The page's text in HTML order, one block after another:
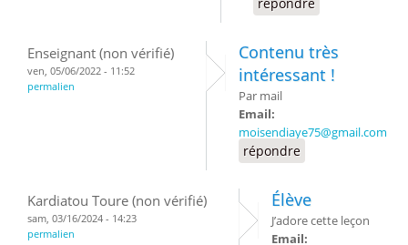
Enseignant (non vérifié)
ven, 05/06/2022 - 11:52
permalien
Contenu très
intéressant !
Par mail
Email:
moisendiaye75@gmail.com
répondre
Kardiatou Toure (non vérifié)
sam, 03/16/2024 - 14:23
permalien
Élève
J’adore cette leçon
Email: